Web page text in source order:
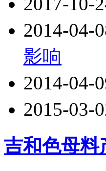
2014-04-
影响
2014-04-
2015-03-
吉和色母料